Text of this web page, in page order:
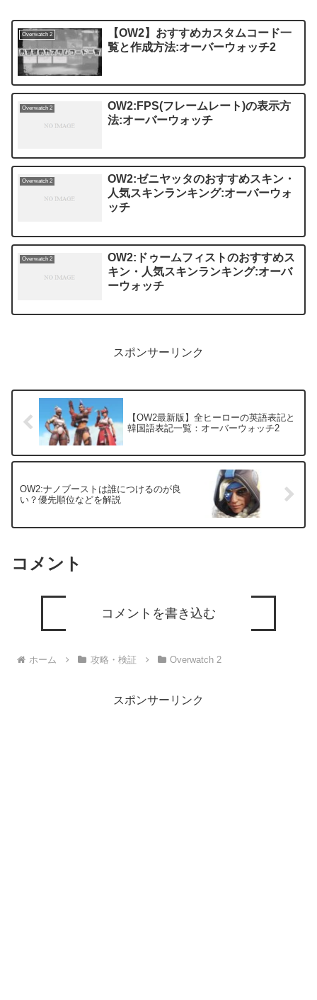
Overwatch 2
【OW2】おすすめカスタムコード一
覧と作成方法:オーバーウォッチ2
Overwatch 2
OW2:FPS(フレームレート)の表示方
法:オーバーウォッチ
Overwatch 2
OW2:ゼニヤッタのおすすめスキン・
人気スキンランキング:オーバーウォ
ッチ
Overwatch 2
OW2:ドゥームフィストのおすすめス
キン・人気スキンランキング:オーバ
ーウォッチ
スポンサーリンク
【OW2最新版】全ヒーローの英語表記と
韓国語表記一覧：オーバーウォッチ2
OW2:ナノブーストは誰につけるのが良
い？優先順位などを解説
コメント
コメントを書き込む
ホーム 攻略・検証 Overwatch 2
スポンサーリンク